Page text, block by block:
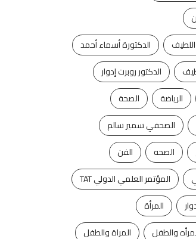
الدكتورة أسماء أحمد
الدكتور روبرت إدوار
الرياضة
الصحة
الصحفي سمير سالم
الصحه
الفن
المؤتمر العلمي الدولي TAT
المرأة
والطفل
المراة والطفل